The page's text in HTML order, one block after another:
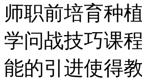
师职前培育种
学问战技巧课
能的引进使得